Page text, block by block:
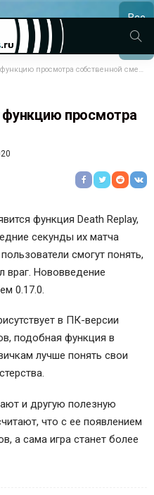
Все
МАТЧИ
просмотра собственной смерти
функцию просмотра
функция Death Replay,
секунды их матча
смогут понять,
враг. Нововведение
0.17.0.
в ПК-версии
подобная функция в
лучше понять свои
и другую полезную
что с ее появлением
а сама игра станет более